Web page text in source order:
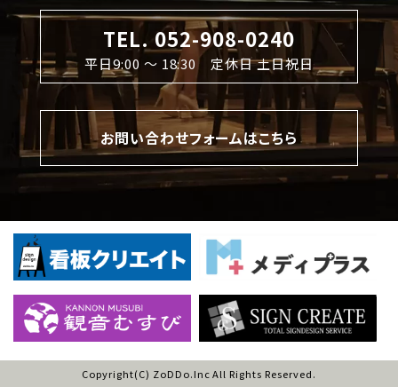
TEL. 052-908-0240
平日9:00 〜 18:30 定休日 土日祝日
お問い合わせフォームはこちら
Copyright(C) ZoDDo.Inc All Rights Reserved.